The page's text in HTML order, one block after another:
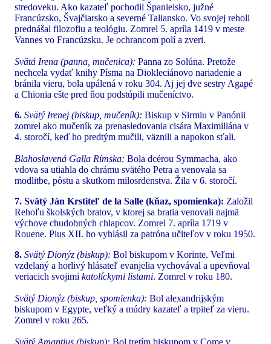
stredoveku. Ako kazateľ pochodil Španielsko, južné
Francúzsko, Švajčiarsko a severné Taliansko. Vo svojej reholi
prednášal filozofiu a teológiu. Zomrel 5. apríla 1419 v meste
Vannes vo Francúzsku. Je ochrancom polí a zveri.
Svätá Irena (panna, mučenica): Panna zo Solúna. Pretože
nechcela vydať knihy Písma na Diokleciánovo nariadenie a
bránila vieru, bola upálená v roku 304. Aj jej dve sestry Agapé
a Chionia ešte pred ňou podstúpili mučeníctvo.
6. Svätý Irenej (biskup, mučeník): Biskup v Sirmiu v Panónii
zomrel ako mučeník za prenasledovania cisára Maximiliána v
4. storočí, keď ho predtým mučili, väznili a napokon sťali.
Blahoslavená Galla Rímska: Bola dcérou Symmacha, ako
vdova sa utiahla do chrámu svätého Petra a venovala sa
modlitbe, pôstu a skutkom milosrdenstva. Žila v 6. storočí.
7. Svätý Ján Krstiteľ de la Salle (kňaz, spomienka): Založil
Rehoľu školských bratov, v ktorej sa bratia venovali najmä
výchove chudobných chlapcov. Zomrel 7. apríla 1719 v
Rouene. Pius XII. ho vyhlásil za patróna učiteľov v roku 1950.
8. Svätý Dionýz (biskup): Bol biskupom v Korinte. Veľmi
vzdelaný a horlivý hlásateľ evanjelia vychovával a upevňoval
veriacich svojimi katolíckymi listami. Zomrel v roku 180.
Svätý Dionýz (biskup, spomienka): Bol alexandrijským
biskupom v Egypte, veľký a múdry kazateľ a trpiteľ za vieru.
Zomrel v roku 265.
Svätý Amantius (biskup): Bol tretím biskupom v Come v